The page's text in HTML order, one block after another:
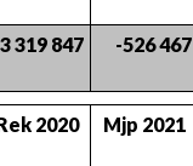
3 319 847 -526 467
2020 Mjp 2021